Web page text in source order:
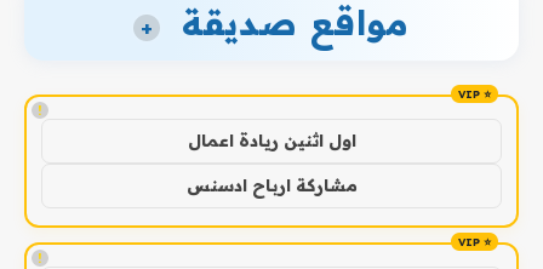
مواقع صديقة +
!
اول اثنين ريادة اعمال
مشاركة ارباح ادسنس
!